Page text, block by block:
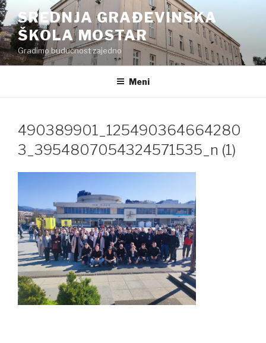
Preskoči
na
sadržaj
SREDNJA GRAĐEVINSKA
ŠKOLA MOSTAR
Gradimo budućnost zajedno
Meni
490389901_125490364664280
3_3954807054324571535_n (1)